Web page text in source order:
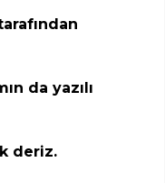
da yazılı
deriz.